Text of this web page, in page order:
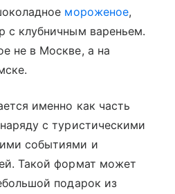
мороженое,
с клубничным вареньем.
не в Москве, а на
именно как часть
с туристическими
событиями и
Такой формат может
подарок из